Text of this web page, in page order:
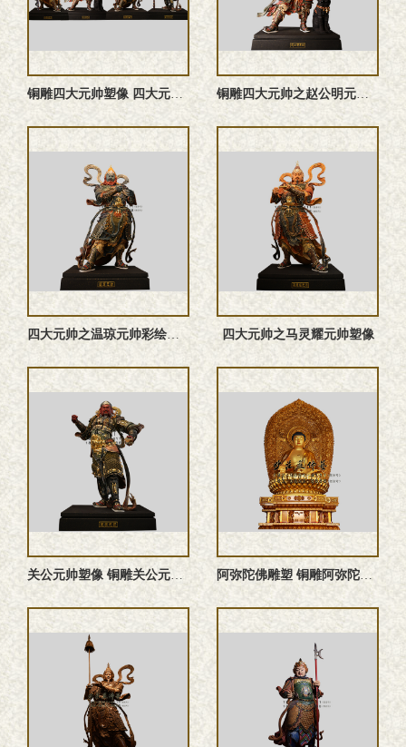
铜雕四大元帅塑像 四大元帅雕塑 四大元帅神像 铜雕四大元帅之赵公明元帅塑像
四大元帅之温琼元帅‌彩绘神像 四大元帅之马灵耀元帅塑像
关公元帅塑像 铜雕关公元帅 关公元帅雕塑 关公元帅神像 阿弥陀佛雕塑 铜雕阿弥陀佛塑像